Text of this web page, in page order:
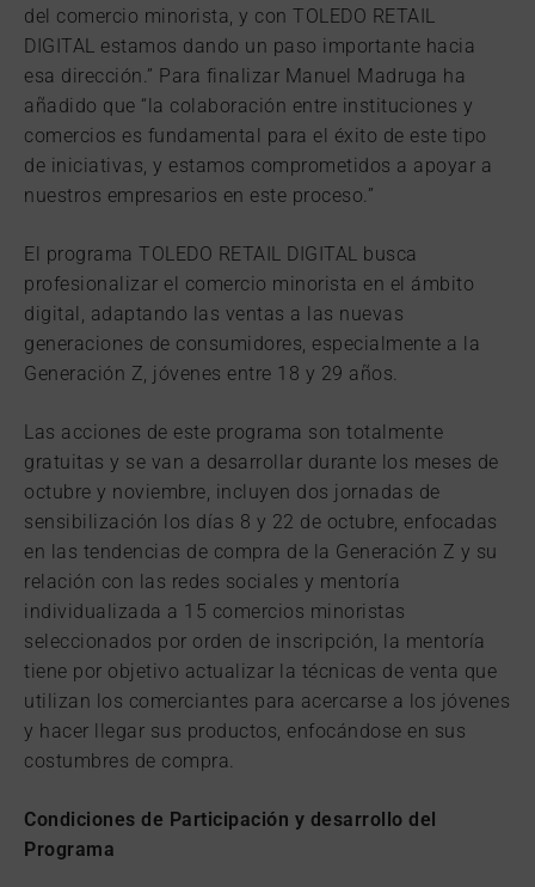
del comercio minorista, y con TOLEDO RETAIL
DIGITAL estamos dando un paso importante hacia
esa dirección.” Para finalizar Manuel Madruga ha
añadido que “la colaboración entre instituciones y
comercios es fundamental para el éxito de este tipo
de iniciativas, y estamos comprometidos a apoyar a
nuestros empresarios en este proceso.”
El programa TOLEDO RETAIL DIGITAL busca
profesionalizar el comercio minorista en el ámbito
digital, adaptando las ventas a las nuevas
generaciones de consumidores, especialmente a la
Generación Z, jóvenes entre 18 y 29 años.
Las acciones de este programa son totalmente
gratuitas y se van a desarrollar durante los meses de
octubre y noviembre, incluyen dos jornadas de
sensibilización los días 8 y 22 de octubre, enfocadas
en las tendencias de compra de la Generación Z y su
relación con las redes sociales y mentoría
individualizada a 15 comercios minoristas
seleccionados por orden de inscripción, la mentoría
tiene por objetivo actualizar la técnicas de venta que
utilizan los comerciantes para acercarse a los jóvenes
y hacer llegar sus productos, enfocándose en sus
costumbres de compra.
Condiciones de Participación y desarrollo del
Programa